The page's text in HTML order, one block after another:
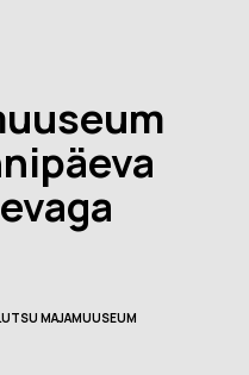
MAJAMUUSEUM